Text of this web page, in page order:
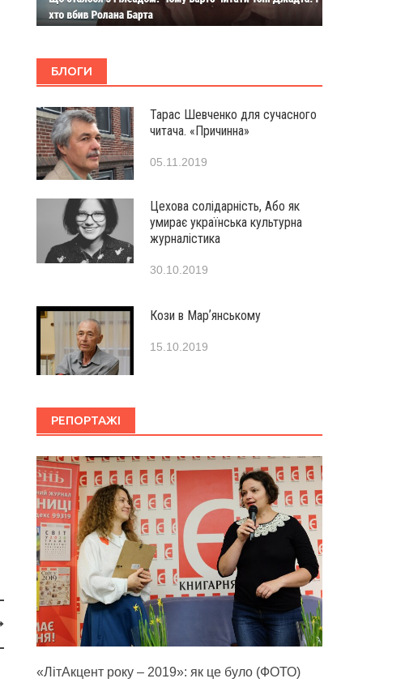
БЛОГИ
Тарас Шевченко для сучасного
читача. «Причинна»
05.11.2019
Цехова солідарність, Або як
умирає українська культурна
журналістика
30.10.2019
Кози в Марʼянському
15.10.2019
РЕПОРТАЖІ
«ЛітАкцент року – 2019»: як це було (ФОТО)